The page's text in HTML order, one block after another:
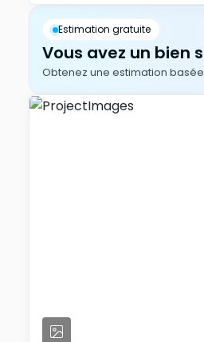
Estimation gratuite
Vous avez un bien
Obtenez une estimation